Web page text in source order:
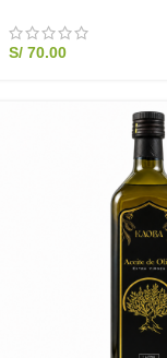
S/70.00